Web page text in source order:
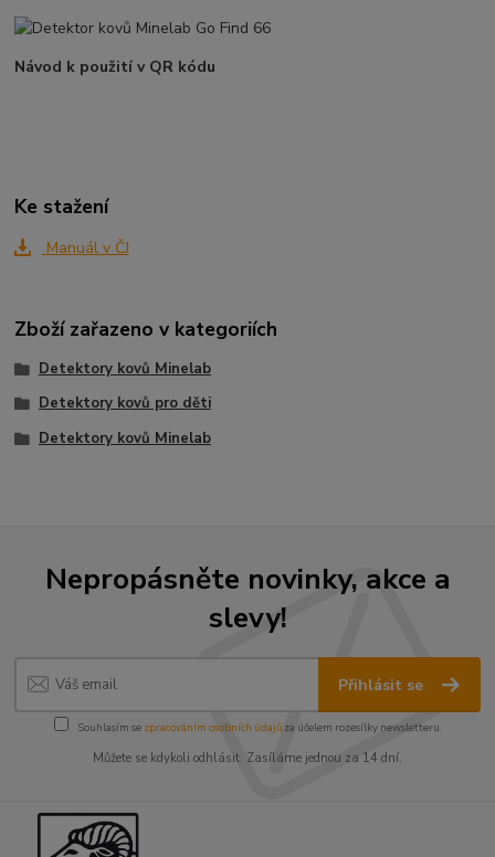
Návod k použití v QR kódu
Ke stažení
Manuál v ČJ
Zboží zařazeno v kategoriích
Detektory kovů Minelab
Detektory kovů pro děti
Detektory kovů Minelab
Nepropásněte novinky, akce a
slevy!
Přihlásit se
Souhlasím se zpracováním osobních údajůza účelem rozesílky newsletteru.
Můžete se kdykoli odhlásit. Zasíláme jednou za 14 dní.